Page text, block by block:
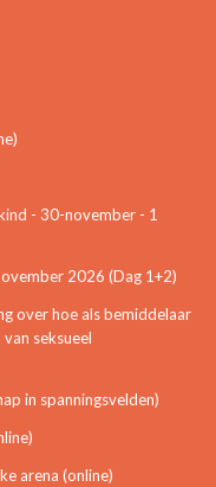
- 30-november - 1
2026 (Dag 1+2)
over hoe als bemiddelaar
seksueel
in spanningsvelden)
arena (online)